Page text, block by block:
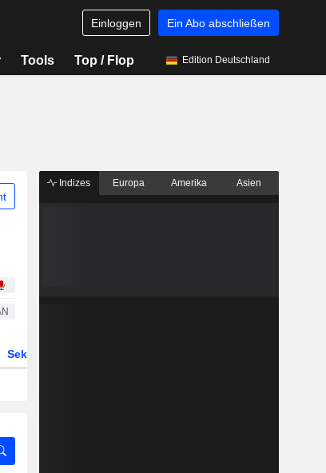
Einloggen Ein Abo abschließen
Tools Top / Flop Edition Deutschland
Sektor
Indizes Europa Amerika Asien